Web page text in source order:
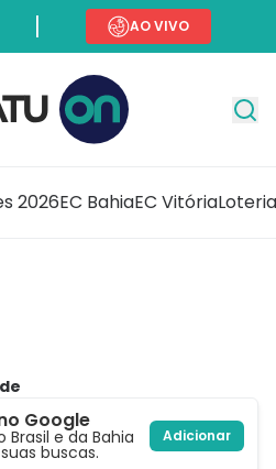
AO VIVO
2026EC BahiaEC Vitória
Google
Brasil e da Bahia
buscas.
Adicionar